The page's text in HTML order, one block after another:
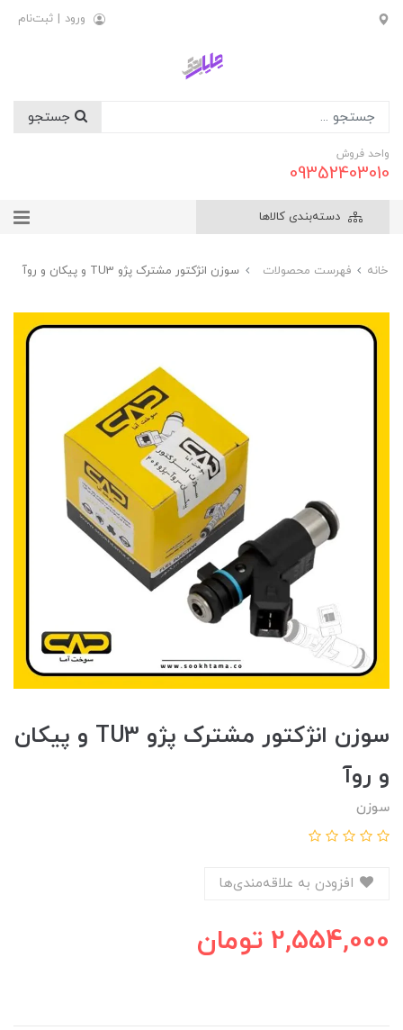
ورود | ثبت‌نام
واحد فروش
09352403010
دسته‌بندی کالاها
خانه فهرست محصولات سوزن انژکتور مشترک پژو TU3 و پيکان و روآ
سوزن انژکتور مشترک پژو TU3 و پيکان
و روآ
سوزن
2,554,000 تومان